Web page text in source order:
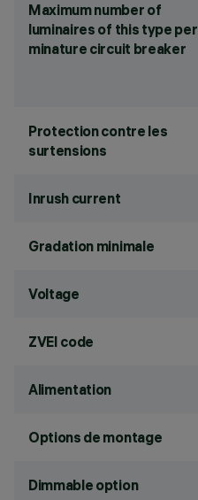
Maximum number of
luminaires of this type per
minature circuit breaker
Protection contre les
surtensions
Inrush current
Gradation minimale
Voltage
ZVEI code
Alimentation
Options de montage
Dimmable option